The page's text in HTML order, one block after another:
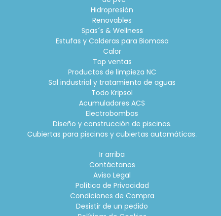
Hidropresión
Renovables
Spas´s & Wellness
Estufas y Calderas para Biomasa
Calor
Top ventas
Productos de limpieza NC
Sal industrial y tratamiento de aguas
Todo Kripsol
Acumuladores ACS
Electrobombas
Diseño y construcción de piscinas.
Cubiertas para piscinas y cubiertas automáticas.
Ir arriba
Contáctanos
Aviso Legal
Política de Privacidad
Condiciones de Compra
Desistir de un pedido